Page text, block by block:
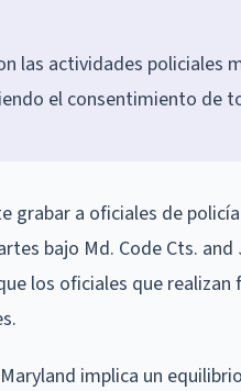
las actividades policiales
el consentimiento de
grabar a oficiales de
bajo Md. Code Cts.
los oficiales que
implica un